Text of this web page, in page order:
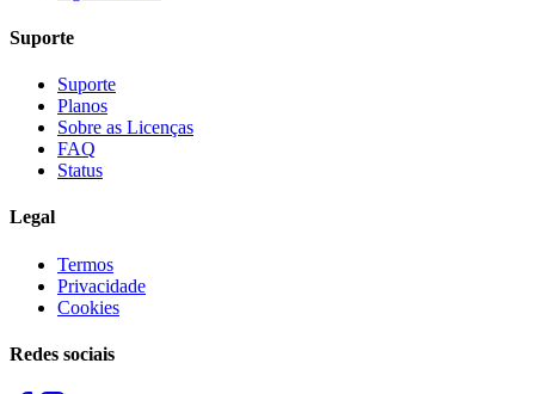
Suporte
Suporte
Planos
Sobre as Licenças
FAQ
Status
Legal
Termos
Privacidade
Cookies
Redes sociais